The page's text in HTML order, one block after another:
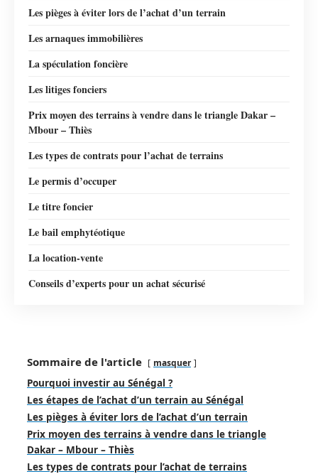
Les pièges à éviter lors de l’achat d’un terrain
Les arnaques immobilières
La spéculation foncière
Les litiges fonciers
Prix moyen des terrains à vendre dans le triangle Dakar –
Mbour – Thiès
Les types de contrats pour l’achat de terrains
Le permis d’occuper
Le titre foncier
Le bail emphytéotique
La location-vente
Conseils d’experts pour un achat sécurisé
Sommaire de l'article masquer
Pourquoi investir au Sénégal ?
Les étapes de l’achat d’un terrain au Sénégal
Les pièges à éviter lors de l’achat d’un terrain
Prix moyen des terrains à vendre dans le triangle
Dakar – Mbour – Thiès
Les types de contrats pour l’achat de terrains